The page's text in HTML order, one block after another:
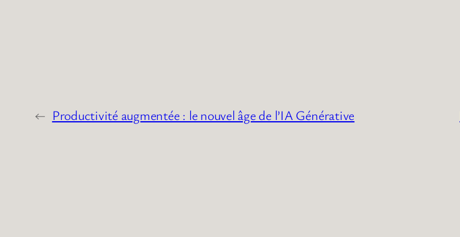
← Productivité augmentée : le nouvel âge de l’IA Générative